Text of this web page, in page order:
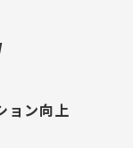
ョン向上